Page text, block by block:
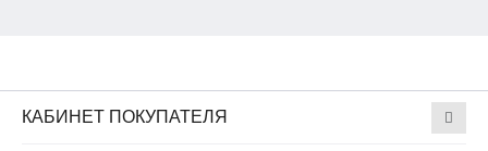
КАБИНЕТ ПОКУПАТЕЛЯ